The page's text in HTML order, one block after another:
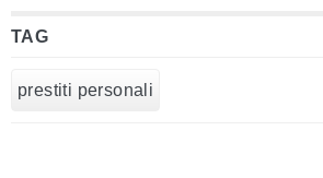
TAG
prestiti personali